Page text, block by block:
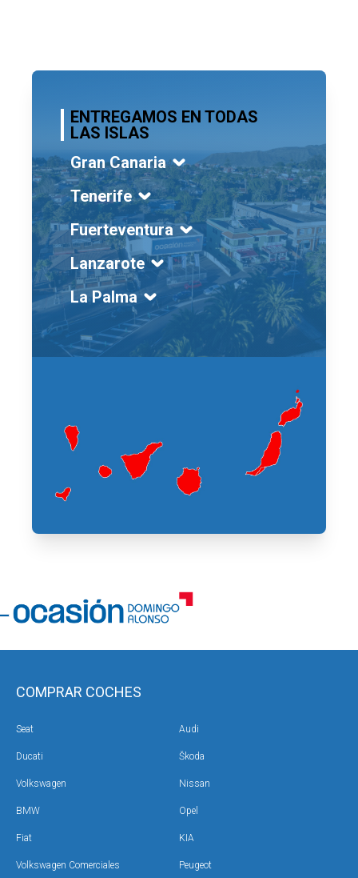
ENTREGAMOS EN TODAS
LAS ISLAS
Gran Canaria
Tenerife
Fuerteventura
Lanzarote
La Palma
COMPRAR COCHES
Seat Audi
Ducati Škoda
Volkswagen Nissan
BMW Opel
Fiat KIA
Volkswagen Comerciales Peugeot